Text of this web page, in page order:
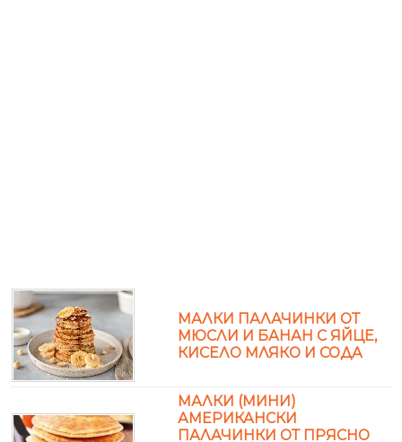
МАЛКИ ПАЛАЧИНКИ ОТ
МЮСЛИ И БАНАН С ЯЙЦЕ,
КИСЕЛО МЛЯКО И СОДА
МАЛКИ (МИНИ)
АМЕРИКАНСКИ
ПАЛАЧИНКИ ОТ ПРЯСНО